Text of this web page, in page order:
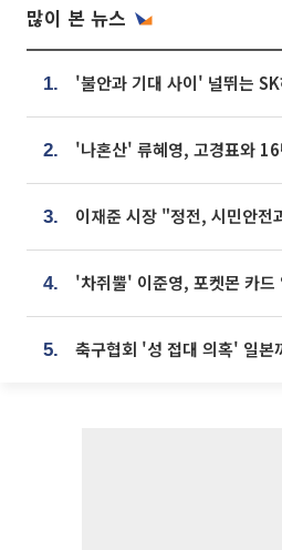
많이 본 뉴스
1.
2.
3.
4.
5.